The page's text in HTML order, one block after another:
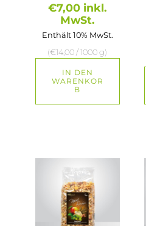
€7,00 inkl.
MwSt.
Enthält 10% MwSt.
(€14,00/ 1000 g)
IN DEN
WARENKOR
B
Produkt
mehrere
Varianten